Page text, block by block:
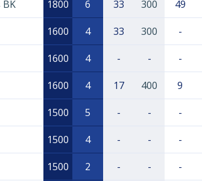
1800 6 33 300 49
1600 4 33 300 -
1600 4 - - -
1600 4 17 400 9
1500 5 - - -
1500 4 - - -
1500 2 - - -